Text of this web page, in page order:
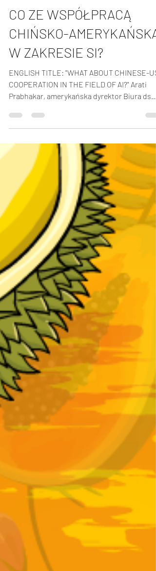
3 minut(y) czytania
CO ZE WSPÓŁPRACĄ
CHIŃSKO-AMERYKAŃSKĄ
ENGLISH TITLE: "WHAT ABOUT CHINESE-US
COOPERATION IN THE FIELD OF AI?" Arati
Nauki i Polityki...